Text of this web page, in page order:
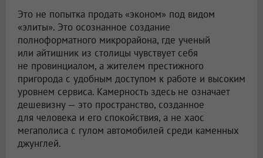
Это не попытка продать «эконом» под видом
«элиты». Это осознанное создание
полноформатного микрорайона, где ученый
или айтишник из столицы чувствует себя
не провинциалом, а жителем престижного
пригорода с удобным доступом к работе и высоким
уровнем сервиса. Камерность здесь не означает
дешевизну — это пространство, созданное
для человека и его спокойствия, а не хаос
мегаполиса с гулом автомобилей среди каменных
джунглей.